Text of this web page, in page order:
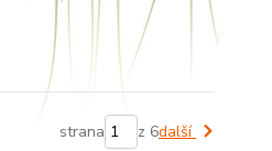
strana z 6další